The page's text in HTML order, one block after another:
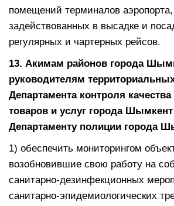
помещений терминалов аэропорта,
задействованных в высадке и
регулярных и чартерных рейсов.
13. Акимам районов города
руководителям
Департамента контроля
товаров и услуг города
Департаменту полиции города
1) обеспечить мониторингом
возобновившие свою работу на
санитарно-дезинфекционных
санитарно-эпидемиологических